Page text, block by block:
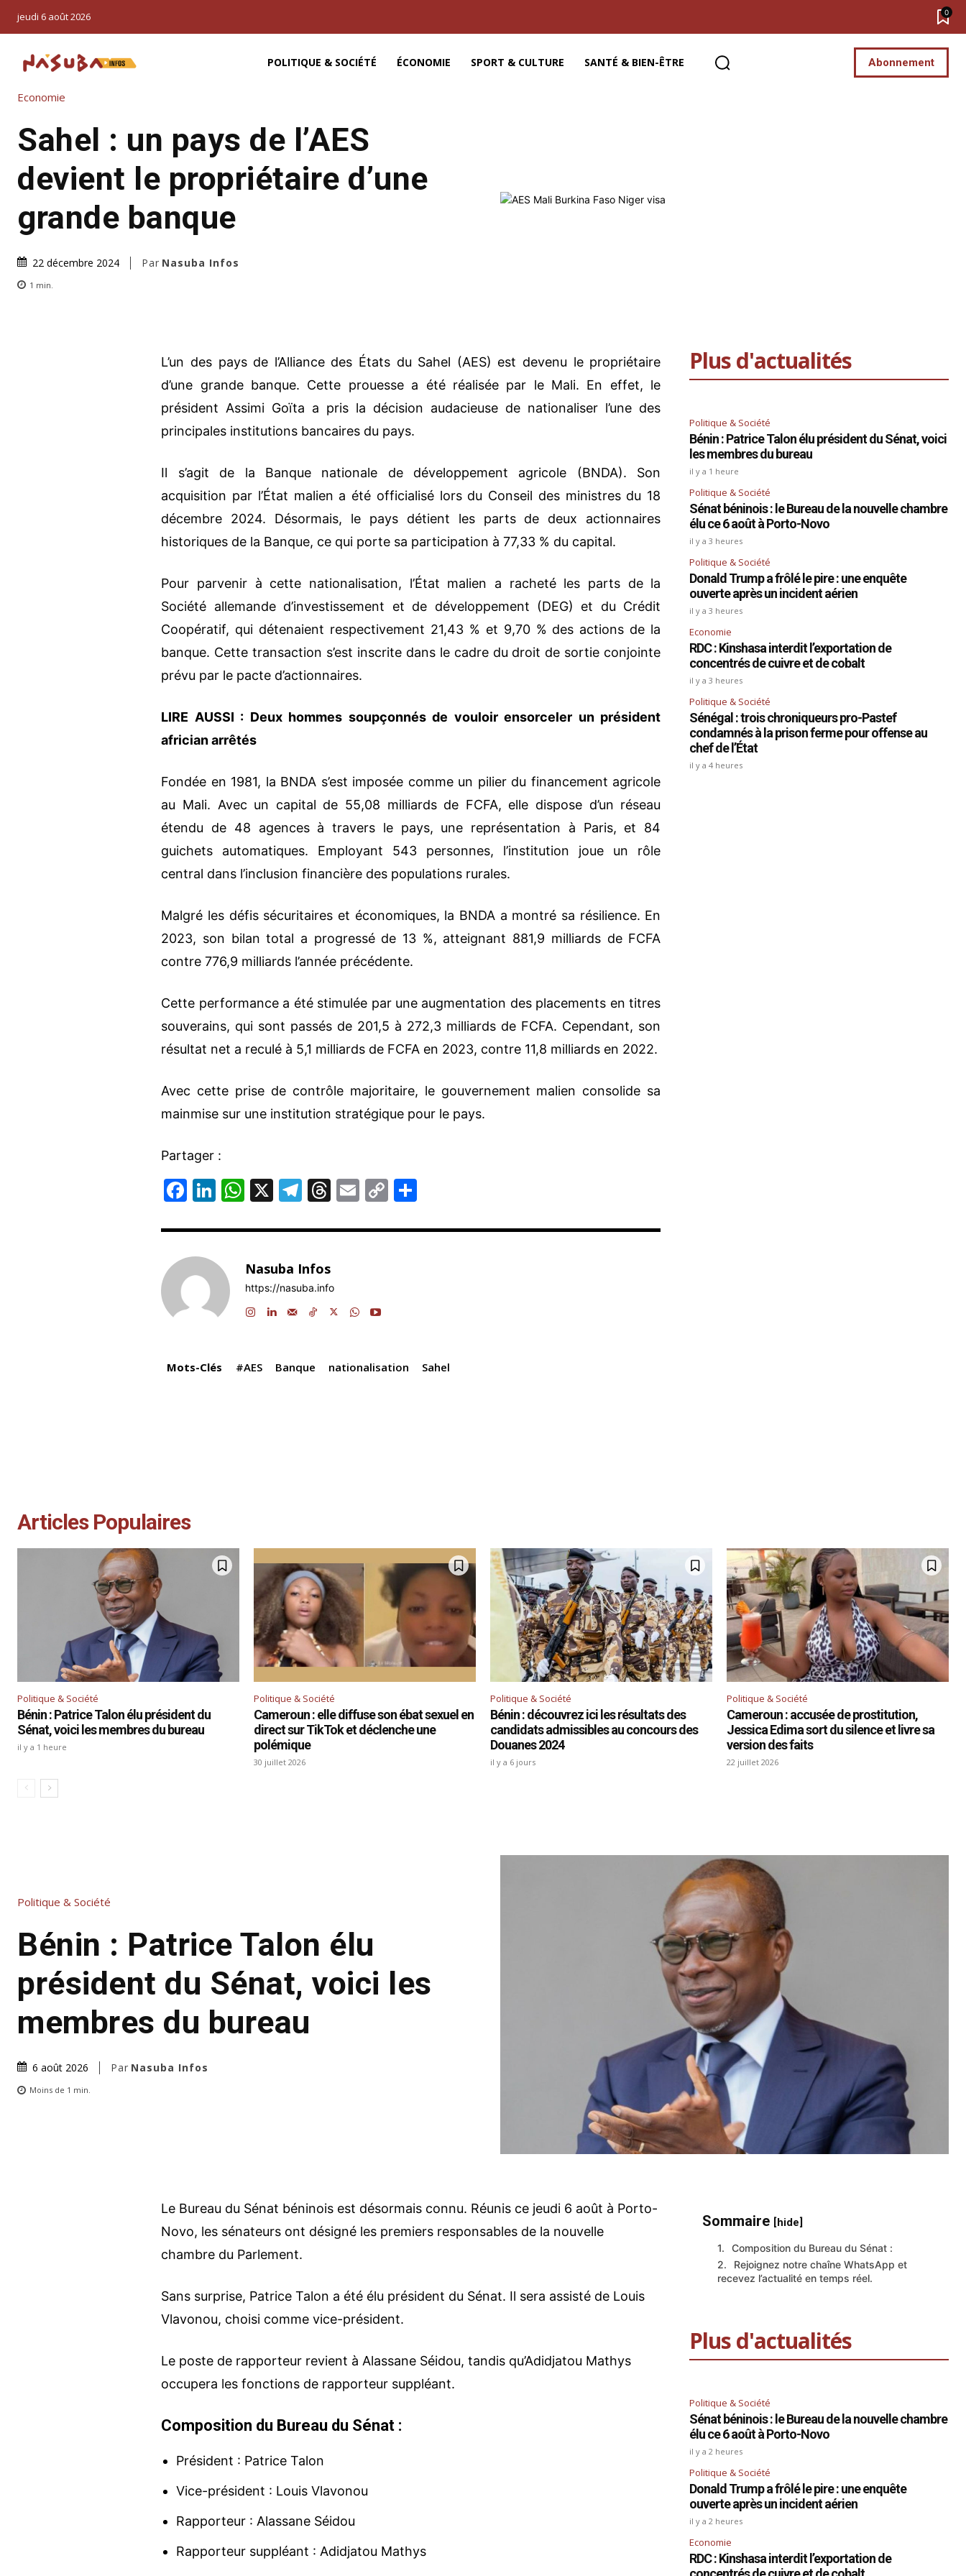
jeudi 6 août 2026 0
POLITIQUE & SOCIÉTÉ ÉCONOMIE SPORT & CULTURE SANTÉ & BIEN-ÊTRE Abonnement
Economie
Sahel : un pays de l’AES
devient le propriétaire d’une
grande banque
22 décembre 2024 Par Nasuba Infos
1 min.
L’un des pays de l’Alliance des États du Sahel (AES) est devenu le propriétaire
d’une grande banque. Cette prouesse a été réalisée par le Mali. En effet, le
président Assimi Goïta a pris la décision audacieuse de nationaliser l’une des
principales institutions bancaires du pays.
Il s’agit de la Banque nationale de développement agricole (BNDA). Son
acquisition par l’État malien a été officialisé lors du Conseil des ministres du 18
décembre 2024. Désormais, le pays détient les parts de deux actionnaires
historiques de la Banque, ce qui porte sa participation à 77,33 % du capital.
Pour parvenir à cette nationalisation, l’État malien a racheté les parts de la
Société allemande d’investissement et de développement (DEG) et du Crédit
Coopératif, qui détenaient respectivement 21,43 % et 9,70 % des actions de la
banque. Cette transaction s’est inscrite dans le cadre du droit de sortie conjointe
prévu par le pacte d’actionnaires.
LIRE AUSSI : Deux hommes soupçonnés de vouloir ensorceler un président
africian arrêtés
Fondée en 1981, la BNDA s’est imposée comme un pilier du financement agricole
au Mali. Avec un capital de 55,08 milliards de FCFA, elle dispose d’un réseau
étendu de 48 agences à travers le pays, une représentation à Paris, et 84
guichets automatiques. Employant 543 personnes, l’institution joue un rôle
central dans l’inclusion financière des populations rurales.
Malgré les défis sécuritaires et économiques, la BNDA a montré sa résilience. En
2023, son bilan total a progressé de 13 %, atteignant 881,9 milliards de FCFA
contre 776,9 milliards l’année précédente.
Cette performance a été stimulée par une augmentation des placements en titres
souverains, qui sont passés de 201,5 à 272,3 milliards de FCFA. Cependant, son
résultat net a reculé à 5,1 milliards de FCFA en 2023, contre 11,8 milliards en 2022.
Avec cette prise de contrôle majoritaire, le gouvernement malien consolide sa
mainmise sur une institution stratégique pour le pays.
Partager :
F
c
e
b
o
Li
k
e
dI
n
W
at
s
A
p
X
T
e
gr
a
m
T
e
d
s
E
ai
C
p ta
Nasuba Infos
https://nasuba.info
Mots-Clés #AES Banque nationalisation Sahel
Plus d'actualités
Politique & Société
Bénin : Patrice Talon élu président du Sénat, voici
les membres du bureau
il y a 1 heure
Politique & Société
Sénat béninois : le Bureau de la nouvelle chambre
élu ce 6 août à Porto-Novo
il y a 3 heures
Politique & Société
Donald Trump a frôlé le pire : une enquête
ouverte après un incident aérien
il y a 3 heures
Economie
RDC : Kinshasa interdit l’exportation de
concentrés de cuivre et de cobalt
il y a 3 heures
Politique & Société
Sénégal : trois chroniqueurs pro-Pastef
condamnés à la prison ferme pour offense au
chef de l’État
il y a 4 heures
Articles Populaires
Politique & Société
Bénin : Patrice Talon élu président du
Sénat, voici les membres du bureau
il y a 1 heure
Politique & Société
Cameroun : elle diffuse son ébat sexuel en
direct sur TikTok et déclenche une
polémique
30 juillet 2026
Politique & Société
Bénin : découvrez ici les résultats des
candidats admissibles au concours des
Douanes 2024
il y a 6 jours
Politique & Société
Cameroun : accusée de prostitution,
Jessica Edima sort du silence et livre sa
version des faits
22 juillet 2026